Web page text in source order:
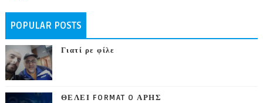
POPULAR POSTS
Γιατί ρε φίλε
ΘΕΛΕΙ FORMAT O ΑΡΗΣ